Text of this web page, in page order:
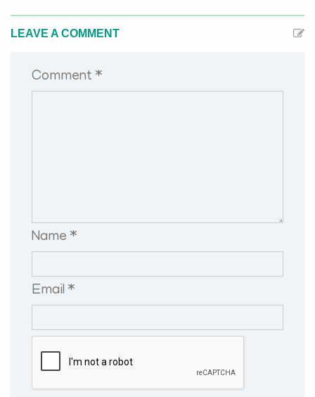
LEAVE A COMMENT
Comment *
Name *
Email *